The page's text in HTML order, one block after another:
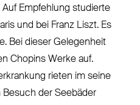
Empfehlung studierte
und bei Franz Liszt. Es
Bei dieser Gelegenheit
Chopins Werke auf.
rieten im seine
der Seebäder